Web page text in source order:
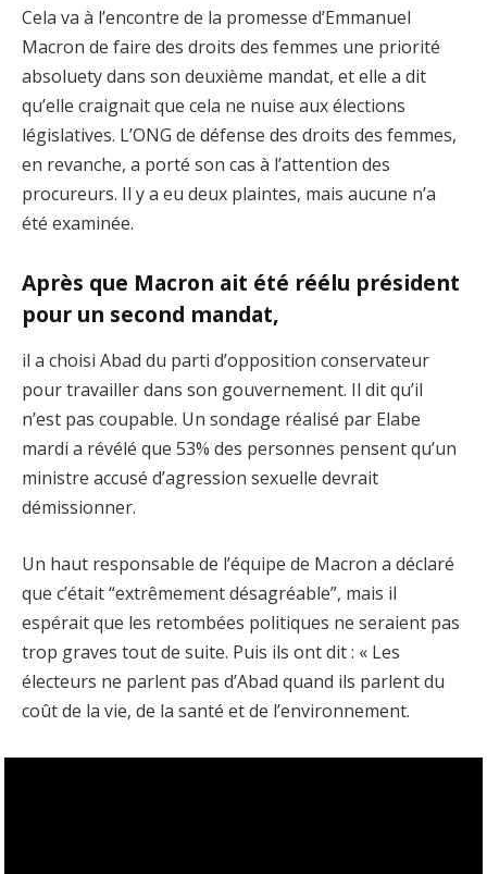
Cela va à l’encontre de la promesse d’Emmanuel
Macron de faire des droits des femmes une priorité
absoluety dans son deuxième mandat, et elle a dit
qu’elle craignait que cela ne nuise aux élections
législatives. L’ONG de défense des droits des femmes,
en revanche, a porté son cas à l’attention des
procureurs. Il y a eu deux plaintes, mais aucune n’a
été examinée.
Après que Macron ait été réélu président
pour un second mandat,
il a choisi Abad du parti d’opposition conservateur
pour travailler dans son gouvernement. Il dit qu’il
n’est pas coupable. Un sondage réalisé par Elabe
mardi a révélé que 53% des personnes pensent qu’un
ministre accusé d’agression sexuelle devrait
démissionner.
Un haut responsable de l’équipe de Macron a déclaré
que c’était “extrêmement désagréable”, mais il
espérait que les retombées politiques ne seraient pas
trop graves tout de suite. Puis ils ont dit : « Les
électeurs ne parlent pas d’Abad quand ils parlent du
coût de la vie, de la santé et de l’environnement.